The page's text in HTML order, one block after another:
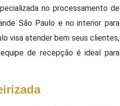
no processamento de
São Paulo e no interior para
visa atender bem seus clientes,
de recepção é ideal para